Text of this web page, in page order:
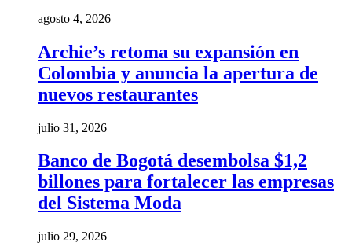
agosto 4, 2026
Archie’s retoma su expansión en
Colombia y anuncia la apertura de
nuevos restaurantes
julio 31, 2026
Banco de Bogotá desembolsa $1,2
billones para fortalecer las empresas
del Sistema Moda
julio 29, 2026